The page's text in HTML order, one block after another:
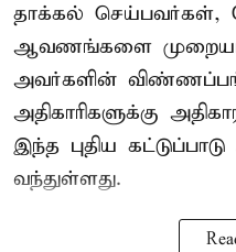
தாக்கல் செய்பவர்கள்,
ஆவணங்களை முறையாக
அவர்களின்
அதிகாரிகளுக்கு
இந்த புதிய
வந்துள்ளது.